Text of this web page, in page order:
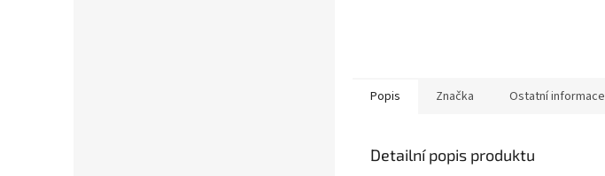
Popis Značka Ostatní informace
Detailní popis produktu